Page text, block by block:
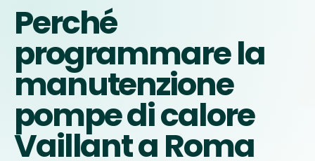
Perché
programmare la
manutenzione
pompe di calore
Vaillant a Roma